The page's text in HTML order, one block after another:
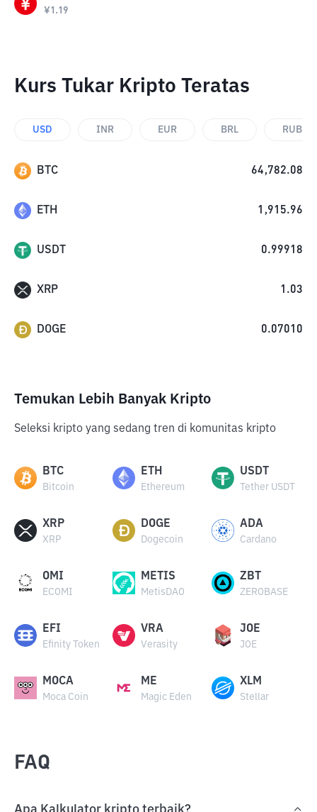
¥1.19
Kurs Tukar Kripto Teratas
USD INR EUR BRL RUB
BTC 64,782.08
ETH 1,915.96
USDT 0.99918
XRP 1.03
DOGE 0.07010
Temukan Lebih Banyak Kripto
Seleksi kripto yang sedang tren di komunitas kripto
BTC
Bitcoin
ETH
Ethereum
USDT
Tether USDT
XRP
XRP
DOGE
Dogecoin
ADA
Cardano
OMI
ECOMI
METIS
MetisDAO
ZBT
ZEROBASE
EFI
Efinity Token
VRA
Verasity
JOE
JOE
MOCA
Moca Coin
ME
Magic Eden
XLM
Stellar
FAQ